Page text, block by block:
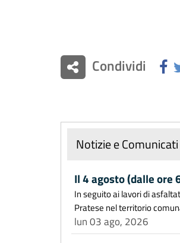
Condividi
Notizie e
Il 4 agosto (dalle ore
In seguito ai lavori di
Pratese nel territorio
lun 03 ago, 2026